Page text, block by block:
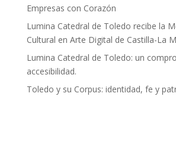
Empresas con Corazón
Lumina Catedral de Toledo recibe la
Cultural en Arte Digital de Castilla-La
Lumina Catedral de Toledo: un
accesibilidad.
Toledo y su Corpus: identidad, fe y